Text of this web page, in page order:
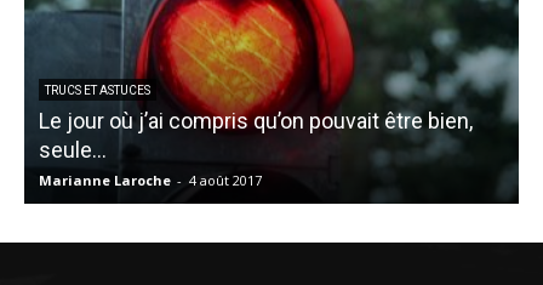
TRUCS ET ASTUCES
Le jour où j’ai compris qu’on pouvait être bien,
seule…
Marianne Laroche - 4 août 2017